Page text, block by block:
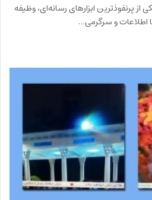
از پرنفوذترین ابزارهای رسانه‌ای، وظیفه
اطلاعات و سرگرمی…